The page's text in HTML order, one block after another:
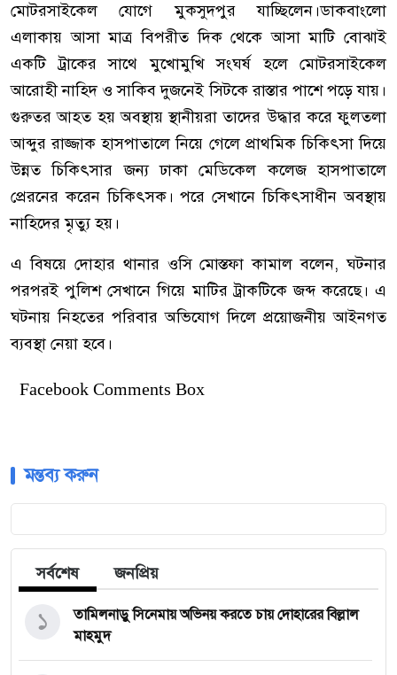
মোটরসাইকেল যোগে মুকসুদপুর যাচ্ছিলেন।ডাকবাংলো
এলাকায় আসা মাত্র বিপরীত দিক থেকে আসা মাটি বোঝাই
একটি ট্রাকের সাথে মুখোমুখি সংঘর্ষ হলে মোটরসাইকেল
আরোহী নাহিদ ও সাকিব দুজনেই সিটকে রাস্তার পাশে পড়ে যায়।
গুরুতর আহত হয় অবস্থায় স্থানীয়রা তাদের উদ্ধার করে ফুলতলা
আব্দুর রাজ্জাক হাসপাতালে নিয়ে গেলে প্রাথমিক চিকিৎসা দিয়ে
উন্নত চিকিৎসার জন্য ঢাকা মেডিকেল কলেজ হাসপাতালে
প্রেরনের করেন চিকিৎসক। পরে সেখানে চিকিৎসাধীন অবস্থায়
নাহিদের মৃত্যু হয়।
এ বিষয়ে দোহার থানার ওসি মোস্তফা কামাল বলেন, ঘটনার
পরপরই পুলিশ সেখানে গিয়ে মাটির ট্রাকটিকে জব্দ করেছে। এ
ঘটনায় নিহতের পরিবার অভিযোগ দিলে প্রয়োজনীয় আইনগত
ব্যবস্থা নেয়া হবে।
Facebook Comments Box
মন্তব্য করুন
সর্বশেষ জনপ্রিয়
তামিলনাড়ু সিনেমায় অভিনয় করতে চায় দোহারের বিল্লাল
মাহমুদ
১